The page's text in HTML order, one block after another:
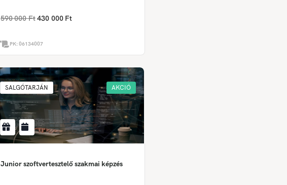
590 000 Ft 430 000 Ft
PK:06134007
SALGÓTARJÁN AKCIÓ
Junior szoftvertesztelő szakmai képzés